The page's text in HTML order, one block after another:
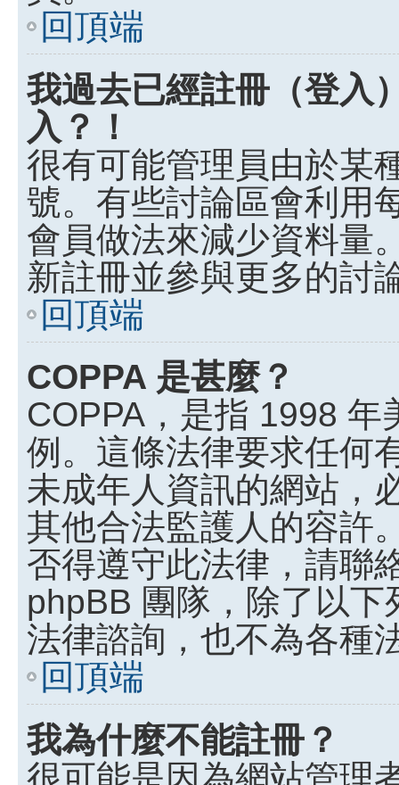
回頂端
我過去已經註冊（登入
入？！
很有可能管理員由於某
號。有些討論區會利用
會員做法來減少資料量
新註冊並參與更多的討
回頂端
COPPA 是甚麼？
COPPA，是指 1998
例。這條法律要求任何
未成年人資訊的網站，
其他合法監護人的容許
否得遵守此法律，請聯
phpBB 團隊，除了以
法律諮詢，也不為各種
回頂端
我為什麼不能註冊？